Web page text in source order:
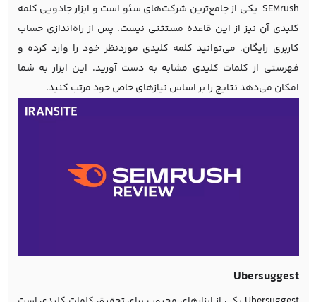
SEMrush یکی از جامع‌ترین شرکت‌های سئو است و ابزار جادویی کلمه
کلیدی آن نیز از این قاعده مستثنی نیست. پس از راه‌اندازی حساب
کاربری رایگان، می‌توانید کلمه کلیدی موردنظر خود را وارد کرده و
فهرستی از کلمات کلیدی مشابه به دست آورید. این ابزار به شما
امکان می‌دهد نتایج را بر اساس نیازهای خاص خود مرتب کنید.
Ubersuggest